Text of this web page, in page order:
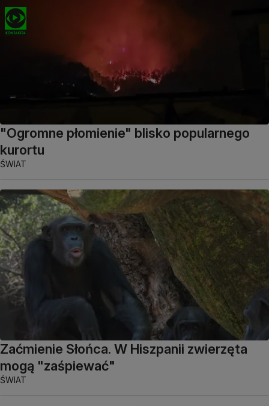
"Ogromne płomienie" blisko popularnego
kurortu
ŚWIAT
Zaćmienie Słońca. W Hiszpanii zwierzęta
mogą "zaśpiewać"
ŚWIAT